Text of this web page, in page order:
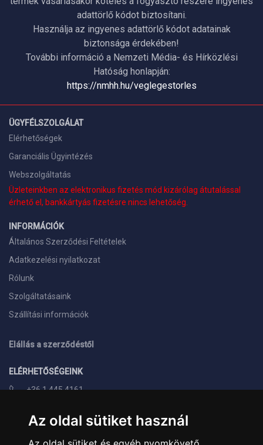
Az oldal sütiket használ
adattörlő kódot biztosítani.
Használja az ingyenes adattörlő kódot adatainak
biztonsága érdekében!
További információ a Nemzeti Média- és Hírközlési
Hatóság honlapján:
https://nmhh.hu/veglegestorles
ÜGYFÉLSZOLGÁLAT
Elérhetőségek
Garanciális Ügyintézés
Webszolgáltatás
Üzleteinkben az elektronikus fizetés mód kizárólag átutalással
érhető el, bankkártyás fizetésre nincs lehetőség.
INFORMÁCIÓK
Általános Szerződési Feltételek
Adatkezelési nyilatkozat
Rólunk
Szolgáltatásaink
Szállítási információk
Elállás a szerződéstől
ELÉRHETŐSÉGEINK
+36 1 445 4161
info@landcomputer.hu